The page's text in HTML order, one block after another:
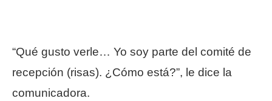
“Qué gusto verle… Yo soy parte del comité de
recepción (risas). ¿Cómo está?”, le dice la
comunicadora.